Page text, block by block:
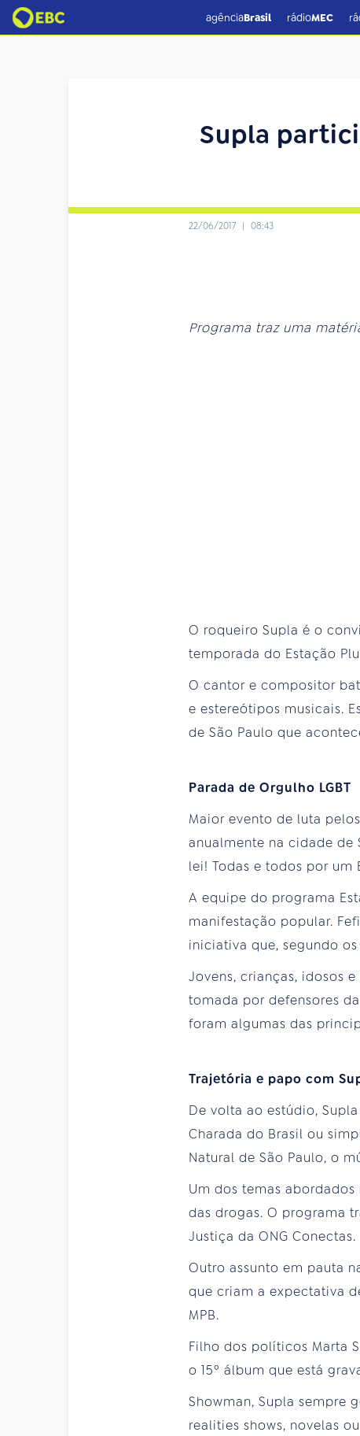
agênciaBrasil rádioMEC
Supla
22/06/2017 | 08:43
Programa traz uma
O roqueiro Supla é o
temporada do Estação
O cantor e compositor
e estereótipos musicais.
de São Paulo que
Parada de Orgulho LGBT
Maior evento de luta
anualmente na cidade de
lei! Todas e todos por um
A equipe do programa
manifestação popular.
iniciativa que, segundo
Jovens, crianças, idosos
tomada por defensores
foram algumas das
Trajetória e papo com
De volta ao estúdio,
Charada do Brasil ou
Natural de São Paulo, o
Um dos temas
das drogas. O programa
Justiça da ONG Conectas.
Outro assunto em pauta
que criam a expectativa
MPB.
Filho dos políticos Marta
o 15º álbum que está
Showman, Supla sempre
realities shows, novelas